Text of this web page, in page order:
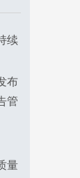
续
布
管
量